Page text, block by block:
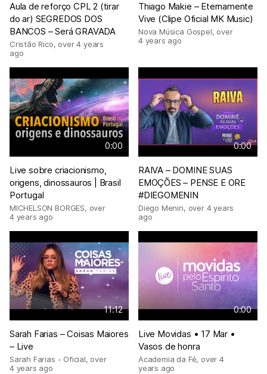
Aula de reforço CPL 2 (tirar
do ar) SEGREDOS DOS
BANCOS – Será GRAVADA
Cristão Rico, over 4 years
ago
Thiago Makie – Eternamente
Vive (Clipe Oficial MK Music)
Nova Música Gospel, over
4 years ago
0:00
Live sobre criacionismo,
origens, dinossauros | Brasil
Portugal
MICHELSON BORGES, over
4 years ago
0:00
RAIVA – DOMINE SUAS
EMOÇÕES – PENSE E ORE
#DIEGOMENIN
Diego Menin, over 4 years
ago
11:12
Sarah Farias – Coisas Maiores
– Live
Sarah Farias - Oficial, over
4 years ago
0:00
Live Movidas • 17 Mar •
Vasos de honra
Academia da Fé, over 4
years ago